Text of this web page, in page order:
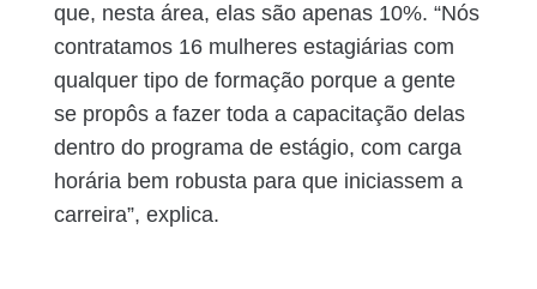
que, nesta área, elas são apenas 10%. “Nós
contratamos 16 mulheres estagiárias com
qualquer tipo de formação porque a gente
se propôs a fazer toda a capacitação delas
dentro do programa de estágio, com carga
horária bem robusta para que iniciassem a
carreira”, explica.